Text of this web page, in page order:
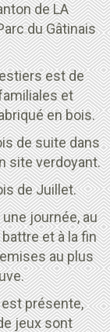
de LA
du Gâtinais
est de
et
en bois.
de suite dans
site verdoyant.
de Juillet.
journée, au
et à la fin
au plus
présente,
jeux sont